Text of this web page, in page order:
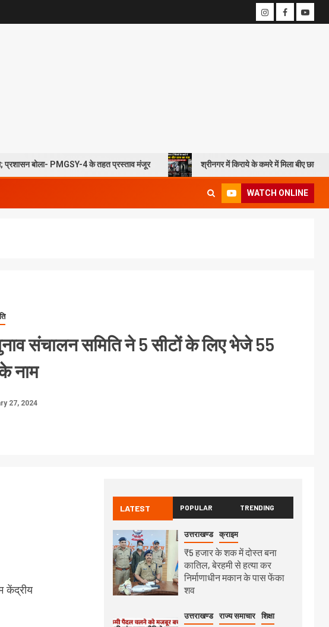
PMGSY-4 के तहत प्रस्ताव मंजूर श्रीनगर में किराये के कमरे में मिला बीए छात्र का शव,
WATCH ONLINE
संचालन समिति ने 5 सीटों के लिए भेजे 55
नाम
27, 2024
केंद्रीय
LATEST POPULAR TRENDING
उत्तराखण्ड क्राइम
₹5 हजार के शक में दोस्त बना
कातिल, बेरहमी से हत्या कर
निर्माणाधीन मकान के पास फेंका
शव
उत्तराखण्ड राज्य समाचार शिक्षा